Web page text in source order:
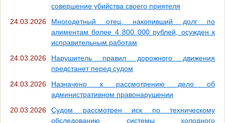
совершение убийства своего приятеля
24.03.2026
Многодетный отец, накопивший долг по
алиментам более 4 800 000 рублей, осужден к
исправительным работам
24.03.2026
Нарушитель правил дорожного движения
предстанет перед судом
24.03.2026
Назначено к рассмотрению дело об
административном правонарушении
20.03.2026
Судом рассмотрен иск по техническому
обследованию системы холодного